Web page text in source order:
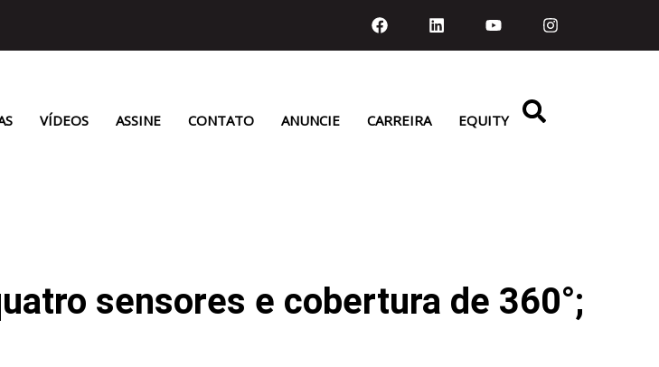
VÍDEOS ASSINE CONTATO ANUNCIE CARREIRA EQUITY
sensores e cobertura de 360°;